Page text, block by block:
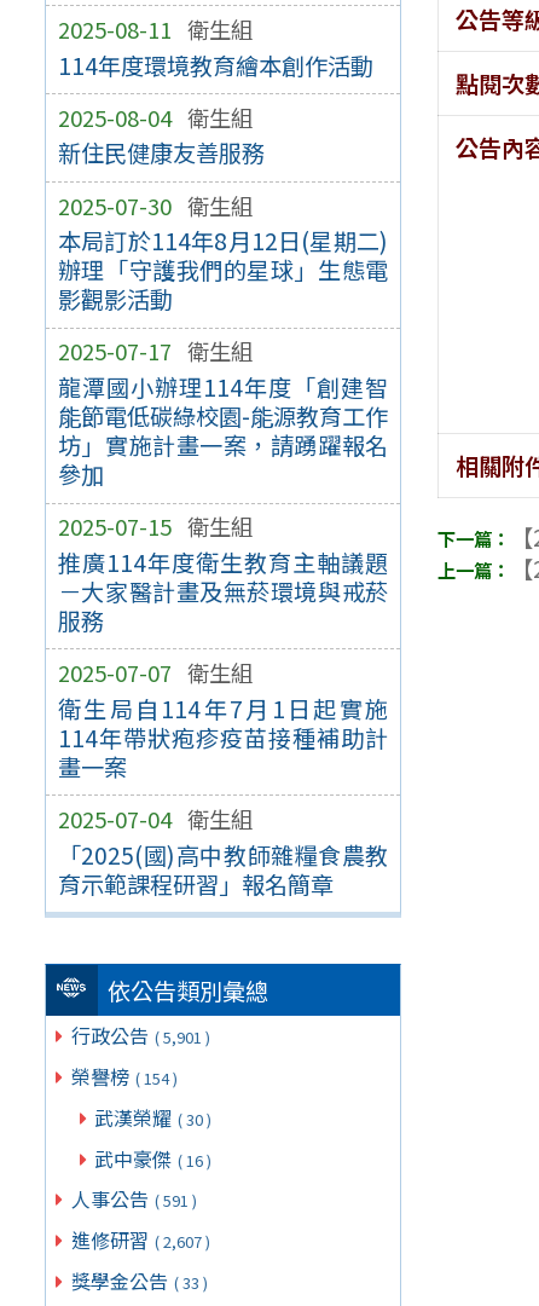
2025-08-11 衛生組
114年度環境教育繪本創作活動
2025-08-04 衛生組
新住民健康友善服務
2025-07-30 衛生組
本局訂於114年8月12日(星期二)
辦理「守護我們的星球」生態電
影觀影活動
2025-07-17 衛生組
龍潭國小辦理114年度「創建智
能節電低碳綠校園-能源教育工作
坊」實施計畫一案，請踴躍報名
參加
2025-07-15 衛生組
推廣114年度衛生教育主軸議題
－大家醫計畫及無菸環境與戒菸
服務
2025-07-07 衛生組
衛生局自114年7月1日起實施
114年帶狀疱疹疫苗接種補助計
畫一案
2025-07-04 衛生組
「2025(國)高中教師雜糧食農教
育示範課程研習」報名簡章
依公告類別彙總
行政公告 ( 5,901 )
榮譽榜 ( 154 )
武漢榮耀 ( 30 )
武中豪傑 ( 16 )
人事公告 ( 591 )
進修研習 ( 2,607 )
獎學金公告 ( 33 )
公告等
點閱次
公告內
相關附